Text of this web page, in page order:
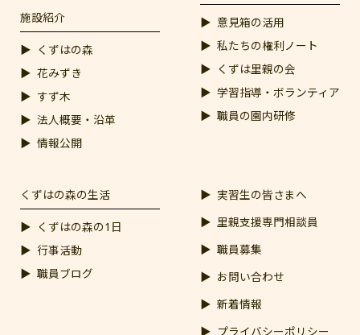
施設紹介
くずはの森
花みずき
すず木
法人概要・沿革
情報公開
意見箱の活用
私たちの権利ノート
くずは里親の会
学習指導・ボランティア
職員の園内研修
くずはの森の生活
くずはの森の1日
行事活動
職員ブログ
実習生の皆さまへ
里親支援専門相談員
職員募集
お問い合わせ
新着情報
プライバシーポリシー